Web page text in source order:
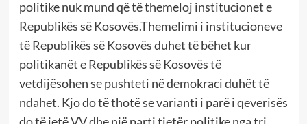
politike nuk mund që të themeloj institucionet e
Republikës së Kosovës.Themelimi i institucioneve
të Republikës së Kosovës duhet të bëhet kur
politikanët e Republikës së Kosovës të
vetdijësohen se pushteti në demokraci duhët të
ndahet. Kjo do të thotë se varianti i parë i qeverisës